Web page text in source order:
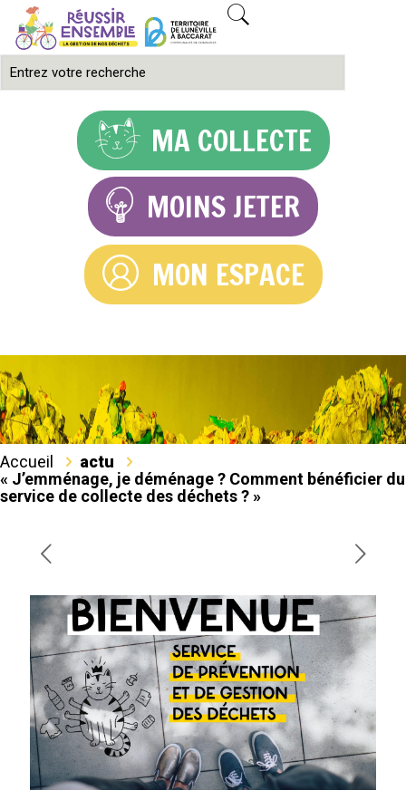
MA COLLECTE
MOINS JETER
MON ESPACE
Accueil
actu
« J’emménage, je déménage ? Comment bénéficier du
service de collecte des déchets ? »